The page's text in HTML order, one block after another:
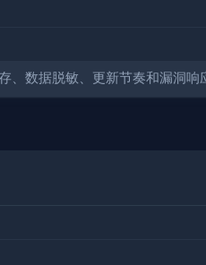
数据脱敏、更新节奏和漏洞响